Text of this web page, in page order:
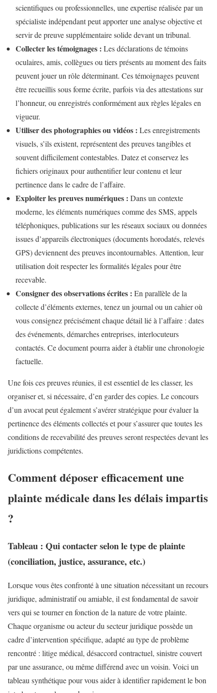
scientifiques ou professionnelles, une expertise réalisée par un
spécialiste indépendant peut apporter une analyse objective et
servir de preuve supplémentaire solide devant un tribunal.
Collecter les témoignages : Les déclarations de témoins
oculaires, amis, collègues ou tiers présents au moment des faits
peuvent jouer un rôle déterminant. Ces témoignages peuvent
être recueillis sous forme écrite, parfois via des attestations sur
l’honneur, ou enregistrés conformément aux règles légales en
vigueur.
Utiliser des photographies ou vidéos : Les enregistrements
visuels, s’ils existent, représentent des preuves tangibles et
souvent difficilement contestables. Datez et conservez les
fichiers originaux pour authentifier leur contenu et leur
pertinence dans le cadre de l’affaire.
Exploiter les preuves numériques : Dans un contexte
moderne, les éléments numériques comme des SMS, appels
téléphoniques, publications sur les réseaux sociaux ou données
issues d’appareils électroniques (documents horodatés, relevés
GPS) deviennent des preuves incontournables. Attention, leur
utilisation doit respecter les formalités légales pour être
recevable.
Consigner des observations écrites : En parallèle de la
collecte d’éléments externes, tenez un journal ou un cahier où
vous consignez précisément chaque détail lié à l’affaire : dates
des événements, démarches entreprises, interlocuteurs
contactés. Ce document pourra aider à établir une chronologie
factuelle.
Une fois ces preuves réunies, il est essentiel de les classer, les
organiser et, si nécessaire, d’en garder des copies. Le concours
d’un avocat peut également s’avérer stratégique pour évaluer la
pertinence des éléments collectés et pour s’assurer que toutes les
conditions de recevabilité des preuves seront respectées devant les
juridictions compétentes.
Comment déposer efficacement une
plainte médicale dans les délais impartis
?
Tableau : Qui contacter selon le type de plainte
(conciliation, justice, assurance, etc.)
Lorsque vous êtes confronté à une situation nécessitant un recours
juridique, administratif ou amiable, il est fondamental de savoir
vers qui se tourner en fonction de la nature de votre plainte.
Chaque organisme ou acteur du secteur juridique possède un
cadre d’intervention spécifique, adapté au type de problème
rencontré : litige médical, désaccord contractuel, sinistre couvert
par une assurance, ou même différend avec un voisin. Voici un
tableau synthétique pour vous aider à identifier rapidement le bon